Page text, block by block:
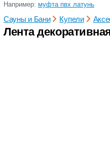
Например: муфта пвх латунь
Сауны и Бани Купели
Лента